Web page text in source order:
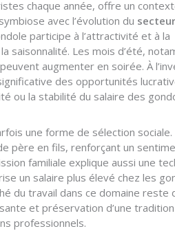
chaque année, offre un
avec l’évolution du secteur
participe à l’attractivité et à la
saisonnalité. Les mois d’été,
augmenter en soirée. À
des opportunités
ou la stabilité du salaire des
une forme de sélection sociale.
père en fils, renforçant un
familiale explique aussi une
un salaire plus élevé chez les
du travail dans ce domaine reste
et préservation d’une tradition
professionnels.